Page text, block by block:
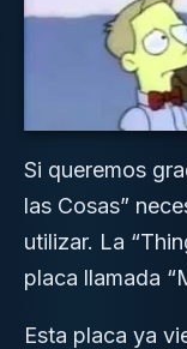
Si queremos
las Cosas”
utilizar. La
placa llamada
Esta placa ya